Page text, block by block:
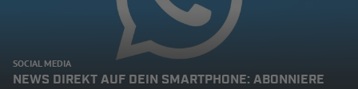
SOCIAL MEDIA
NEWS DIREKT AUF DEIN SMARTPHONE: ABONNIERE